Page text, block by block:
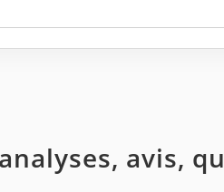
avis,